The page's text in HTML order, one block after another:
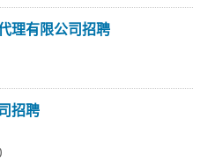
理有限公司招聘
招聘